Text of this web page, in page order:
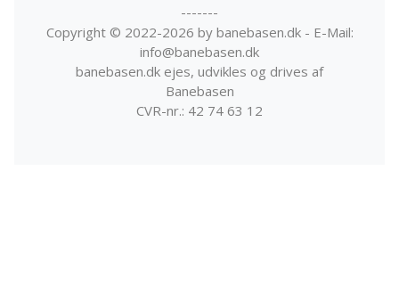
-------
Copyright © 2022-2026 by banebasen.dk - E-Mail:
info@banebasen.dk
banebasen.dk ejes, udvikles og drives af
Banebasen
CVR-nr.: 42 74 63 12